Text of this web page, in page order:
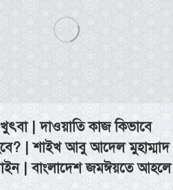
| দাওয়াতি কাজ কিভাবে
| শাইখ আবু আদেল মুহাম্মাদ
| বাংলাদেশ জমঈয়তে আহলে